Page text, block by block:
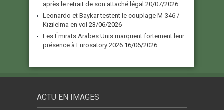
après le retrait de son attaché légal 20/07/2026
Leonardo et Baykar testent le couplage M-346 /
Kızılelma en vol 23/06/2026
Les Émirats Arabes Unis marquent fortement leur
présence à Eurosatory 2026 16/06/2026
ACTU EN IMAGES